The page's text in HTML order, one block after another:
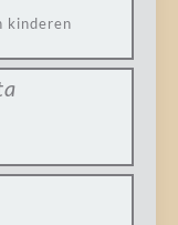
kinderen